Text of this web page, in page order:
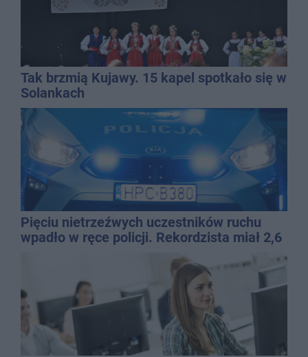
Tak brzmią Kujawy. 15 kapel spotkało się w
Solankach
Pięciu nietrzeźwych uczestników ruchu
wpadło w ręce policji. Rekordzista miał 2,6